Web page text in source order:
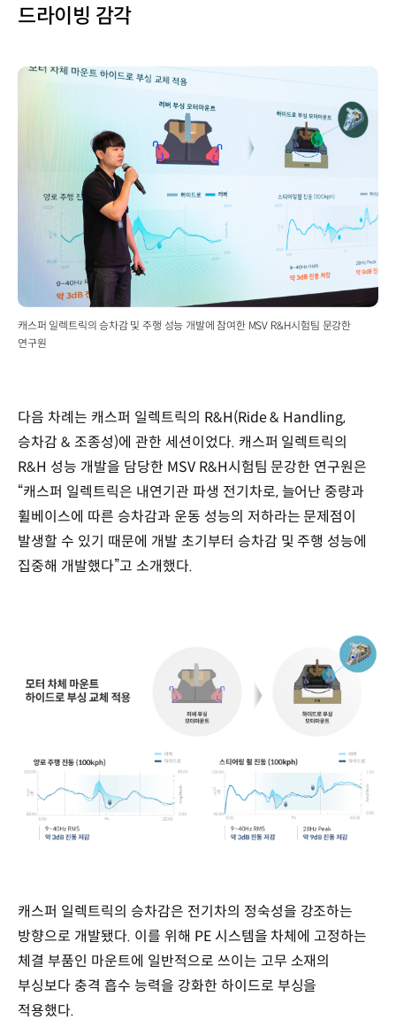
드라이빙 감각
캐스퍼 일렉트릭의 승차감 및 주행 성능 개발에 참여한 MSV R&H시험팀 문강한
연구원
다음 차례는 캐스퍼 일렉트릭의 R&H(Ride & Handling,
승차감 & 조종성)에 관한 세션이었다. 캐스퍼 일렉트릭의
R&H 성능 개발을 담당한 MSV R&H시험팀 문강한 연구원은
“캐스퍼 일렉트릭은 내연기관 파생 전기차로, 늘어난 중량과
휠베이스에 따른 승차감과 운동 성능의 저하라는 문제점이
발생할 수 있기 때문에 개발 초기부터 승차감 및 주행 성능에
집중해 개발했다”고 소개했다.
캐스퍼 일렉트릭의 승차감은 전기차의 정숙성을 강조하는
방향으로 개발됐다. 이를 위해 PE 시스템을 차체에 고정하는
체결 부품인 마운트에 일반적으로 쓰이는 고무 소재의
부싱보다 충격 흡수 능력을 강화한 하이드로 부싱을
적용했다.